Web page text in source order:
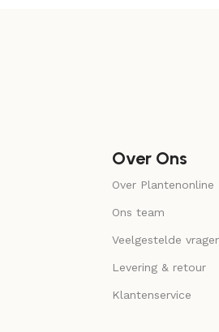
Over Ons
Over Plantenonline
Ons team
Veelgestelde
Levering & retour
Klantenservice